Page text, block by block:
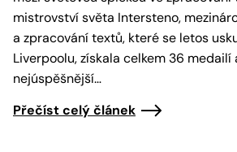
mistrovství světa Intersteno,
a zpracování textů, které se letos
Liverpoolu, získala celkem 36 medailí
nejúspěšnější…
Přečíst celý článek